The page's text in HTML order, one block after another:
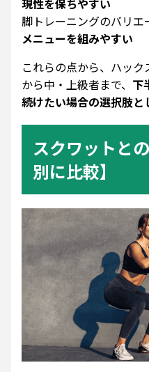
脚トレーニングのバリエ
メニューを組みやすい
これらの点から、ハッ
から中・上級者まで、 下
続けたい場合の選択肢と
スクワットと
別に比較】